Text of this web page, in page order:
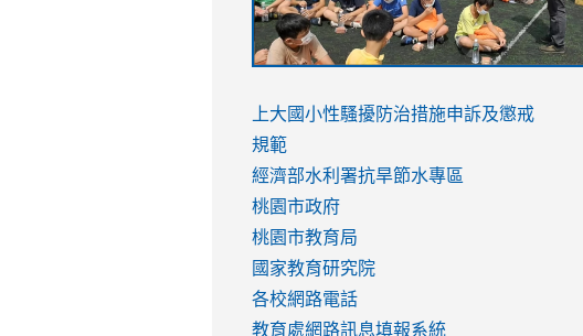
to
https://www.youtube.com/watch?
v=hC_gdZndU9s
to
https://www.youtube.com/watch?
v=hC_gdZndU9s
link
to
https://www.youtube.com/watch?
v=mfpNykQ0g4M
上大國小性騷擾防治措施申訴及懲戒
規範
經濟部水利署抗旱節水專區
桃園市政府
桃園市教育局
國家教育研究院
各校網路電話
教育處網路訊息填報系統